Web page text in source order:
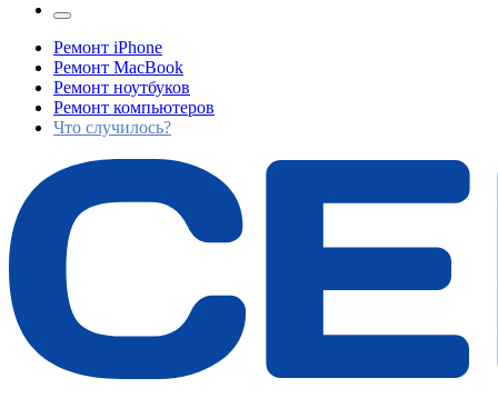
Ремонт iPhone
Ремонт MacBook
Ремонт ноутбуков
Ремонт компьютеров
Что случилось?